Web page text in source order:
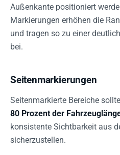
Außenkante positioniert
Markierungen erhöhen die
und tragen so zu einer
bei.
Seitenmarkierungen
Seitenmarkierte Bereiche
80 Prozent der
konsistente Sichtbarkeit aus
sicherzustellen.